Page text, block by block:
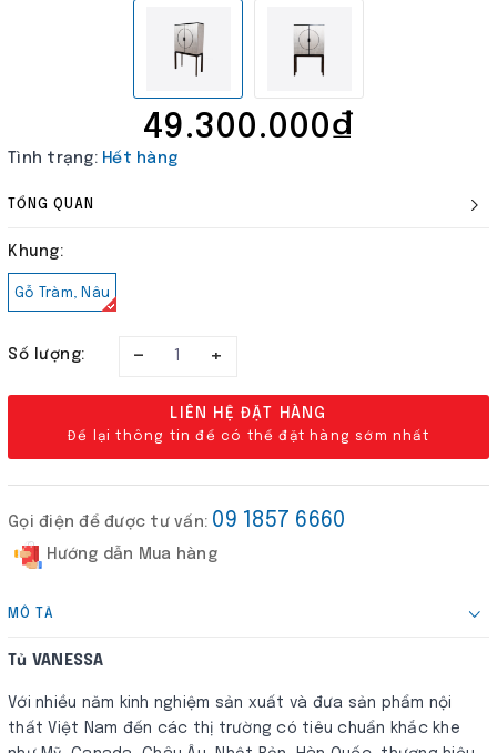
49.300.000₫
Tình trạng: Hết hàng
TỔNG QUAN
Khung:
Gỗ Tràm, Nâu
Số lượng: – +
LIÊN HỆ ĐẶT HÀNG
Để lại thông tin để có thể đặt hàng sớm nhất
Gọi điện để được tư vấn: 09 1857 6660
Hướng dẫn Mua hàng
MÔ TẢ
Tủ VANESSA
Với nhiều năm kinh nghiệm sản xuất và đưa sản phẩm nội
thất Việt Nam đến các thị trường có tiêu chuẩn khắc khe